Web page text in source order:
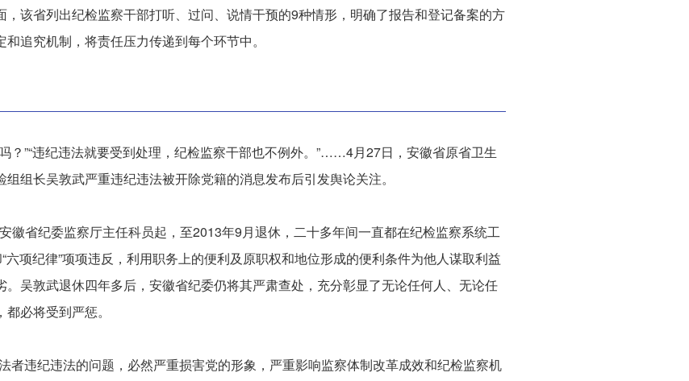
该省列出纪检监察干部打听、过问、说情干预的9种情形，明确了报告和登记备案的方
追究机制，将责任压力传递到每个环节中。
？”“违纪违法就要受到处理，纪检监察干部也不例外。”……4月27日，安徽省原省卫生
组长吴敦武严重违纪违法被开除党籍的消息发布后引发舆论关注。
徽省纪委监察厅主任科员起，至2013年9月退休，二十多年间一直都在纪检监察系统工
六项纪律”项项违反，利用职务上的便利及原职权和地位形成的便利条件为他人谋取利益
吴敦武退休四年多后，安徽省纪委仍将其严肃查处，充分彰显了无论任何人、无论任
必将受到严惩。
者违纪违法的问题，必然严重损害党的形象，严重影响监察体制改革成效和纪检监察机